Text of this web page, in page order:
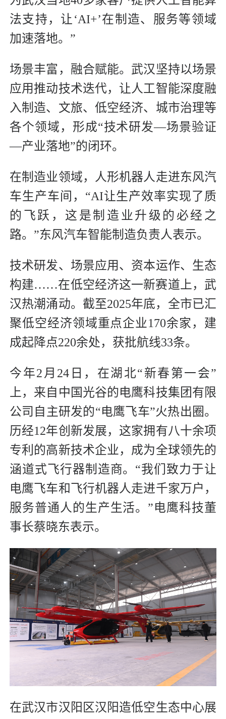
法支持，让‘AI+’在制造、服务等领域
加速落地。”
场景丰富，融合赋能。武汉坚持以场景
应用推动技术迭代，让人工智能深度融
入制造、文旅、低空经济、城市治理等
各个领域，形成“技术研发—场景验证
—产业落地”的闭环。
在制造业领域，人形机器人走进东风汽
车生产车间，“AI让生产效率实现了质
的飞跃，这是制造业升级的必经之
路。”东风汽车智能制造负责人表示。
技术研发、场景应用、资本运作、生态
构建……在低空经济这一新赛道上，武
汉热潮涌动。截至2025年底，全市已汇
聚低空经济领域重点企业170余家，建
成起降点220余处，获批航线33条。
今年2月24日，在湖北“新春第一会”
上，来自中国光谷的电鹰科技集团有限
公司自主研发的“电鹰飞车”火热出圈。
历经12年创新发展，这家拥有八十余项
专利的高新技术企业，成为全球领先的
涵道式飞行器制造商。“我们致力于让
电鹰飞车和飞行机器人走进千家万户，
服务普通人的生产生活。”电鹰科技董
事长蔡晓东表示。
在武汉市汉阳区汉阳造低空生态中心展